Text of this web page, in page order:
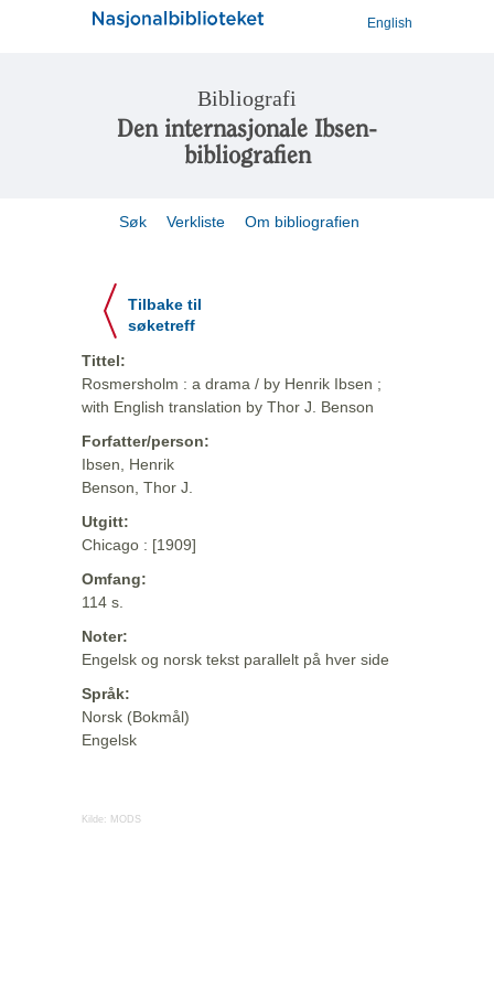
English
Bibliografi
Den internasjonale Ibsen-
bibliografien
Søk Verkliste Om bibliografien
Tilbake til
søketreff
Tittel:
Rosmersholm : a drama / by Henrik Ibsen ;
with English translation by Thor J. Benson
Forfatter/person:
Ibsen, Henrik
Benson, Thor J.
Utgitt:
Chicago : [1909]
Omfang:
114 s.
Noter:
Engelsk og norsk tekst parallelt på hver side
Språk:
Norsk (Bokmål)
Engelsk
Kilde: MODS